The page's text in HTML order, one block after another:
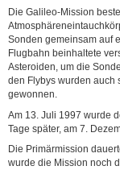
Die Galileo-Mission
Sonden gemeinsam auf
Flugbahn beinhaltete
Asteroiden, um die
den Flybys wurden auch
gewonnen.
Am 13. Juli 1997 wurde
Tage später, am 7.
Die Primärmission
wurde die Mission noch